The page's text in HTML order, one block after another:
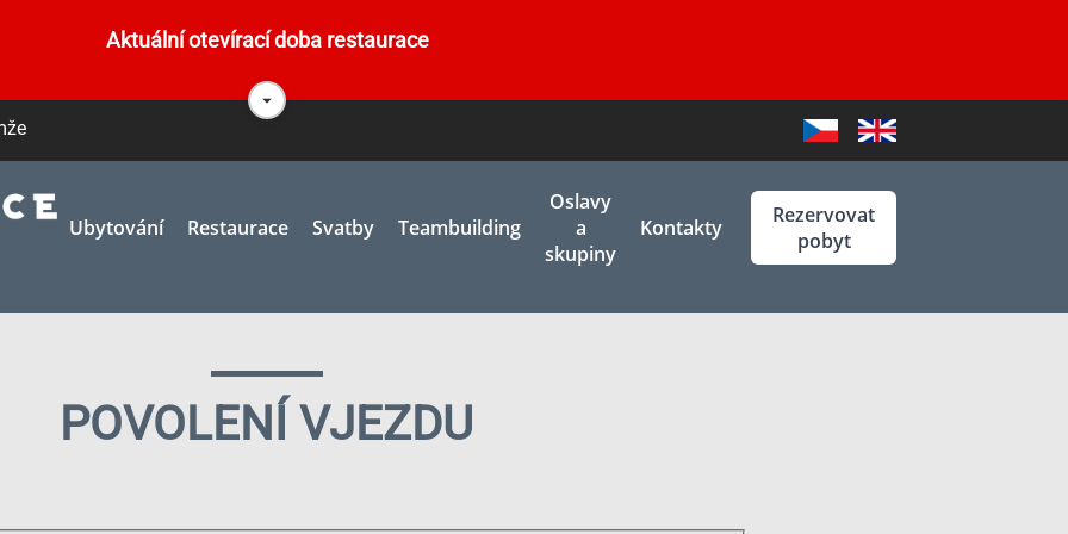
Aktuální otevírací doba restaurace
OSLAVY POŘÁDAT O
V SEKCI RESTAURACE
Czech English
Ubytování Restaurace Svatby Teambuilding
Oslavy
a
skupiny
Kontakty
Rezervovat
pobyt
POVOLENÍ VJEZDU